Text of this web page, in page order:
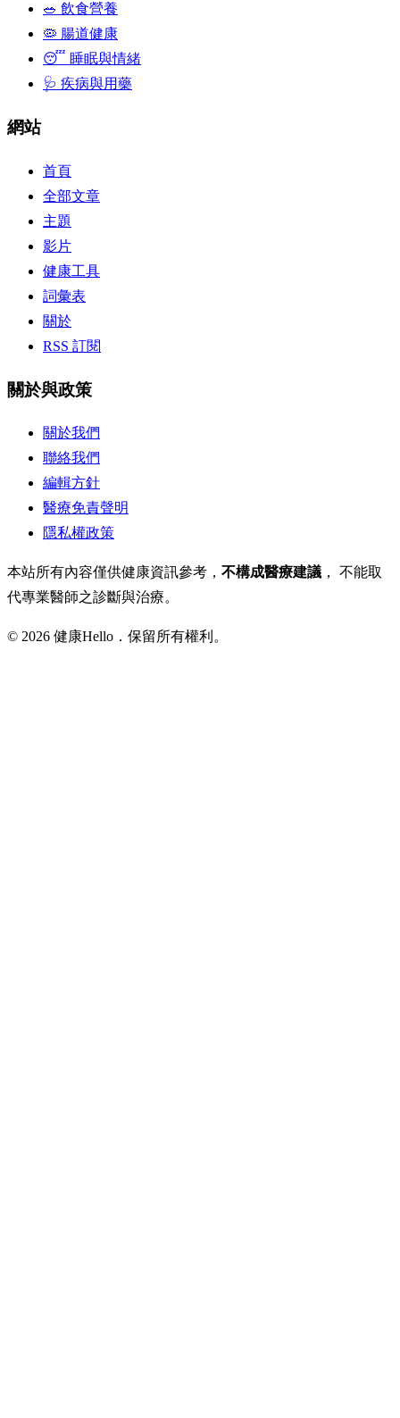
🥗 飲食營養
🦠 腸道健康
😴 睡眠與情緒
🩺 疾病與用藥
網站
首頁
全部文章
主題
影片
健康工具
詞彙表
關於
RSS 訂閱
關於與政策
關於我們
聯絡我們
編輯方針
醫療免責聲明
隱私權政策
本站所有內容僅供健康資訊參考， 不構成醫療建議 ， 不能取
代專業醫師之診斷與治療。
© 2026 健康Hello．保留所有權利。